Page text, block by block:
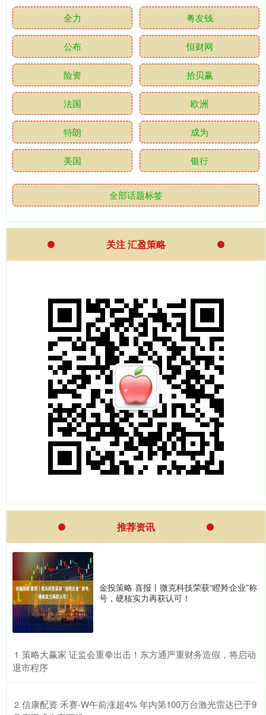
全力 粤友钱
公布 恒财网
险资 拾贝赢
法国 欧洲
特朗 成为
美国 银行
全部话题标签
关注 汇盈策略
推荐资讯
金投策略 喜报丨微克科技荣获“瞪羚企业”称
号，硬核实力再获认可！
1 ​策略大赢家 证监会重拳出击！东方通严重财务造假，将启动
退市程序
2 ​信康配资 禾赛-W午前涨超4% 年内第100万台激光雷达已于9